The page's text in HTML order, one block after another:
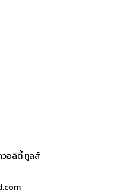
วอลิตี้ ทูลส์